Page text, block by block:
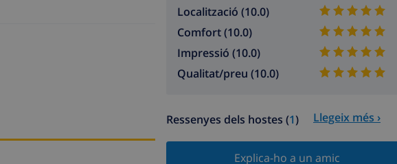
Localització (10.0)
Comfort (10.0)
Impressió (10.0)
Qualitat/preu (10.0)
Ressenyes dels hostes (1) Llegeix més ›
Explica-ho a un amic